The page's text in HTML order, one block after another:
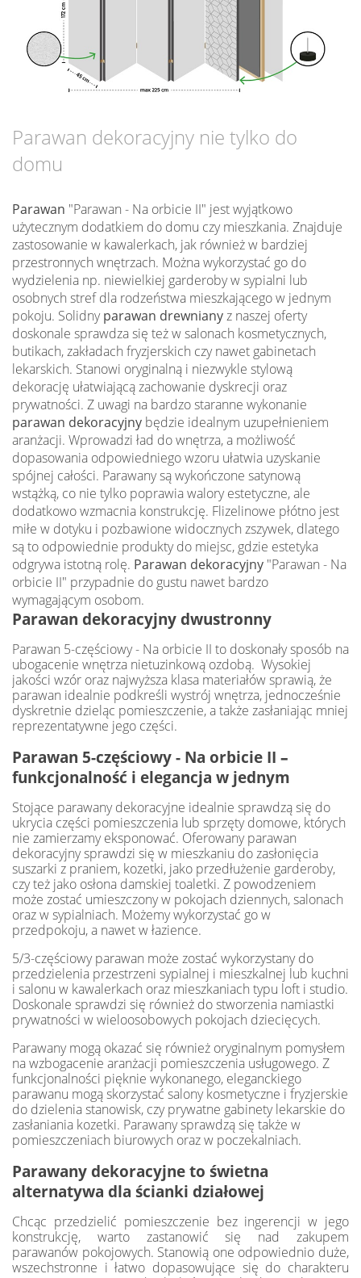
Parawan dekoracyjny nie tylko do
domu
Parawan "Parawan - Na orbicie II" jest wyjątkowo
użytecznym dodatkiem do domu czy mieszkania. Znajduje
zastosowanie w kawalerkach, jak również w bardziej
przestronnych wnętrzach. Można wykorzystać go do
wydzielenia np. niewielkiej garderoby w sypialni lub
osobnych stref dla rodzeństwa mieszkającego w jednym
pokoju. Solidnyparawan drewnianyz naszej oferty
doskonale sprawdza się też w salonach kosmetycznych,
butikach, zakładach fryzjerskich czy nawet gabinetach
lekarskich. Stanowi oryginalną i niezwykle stylową
dekorację ułatwiającą zachowanie dyskrecji oraz
prywatności. Z uwagi na bardzo staranne wykonanie
parawan dekoracyjny będzie idealnym uzupełnieniem
aranżacji. Wprowadzi ład do wnętrza, a możliwość
dopasowania odpowiedniego wzoru ułatwia uzyskanie
spójnej całości. Parawany są wykończone satynową
wstążką, co nie tylko poprawia walory estetyczne, ale
dodatkowo wzmacnia konstrukcję. Flizelinowe płótno jest
miłe w dotyku i pozbawione widocznych zszywek, dlatego
są to odpowiednie produkty do miejsc, gdzie estetyka
odgrywa istotną rolę. Parawan dekoracyjny "Parawan - Na
orbicie II" przypadnie do gustu nawet bardzo
wymagającym osobom.
Parawan dekoracyjny dwustronny
Parawan 5-częściowy - Na orbicie II to doskonały sposób na
ubogacenie wnętrza nietuzinkową ozdobą. Wysokiej
jakości wzór oraz najwyższa klasa materiałów sprawią, że
parawan idealnie podkreśli wystrój wnętrza, jednocześnie
dyskretnie dzieląc pomieszczenie, a także zasłaniając mniej
reprezentatywne jego części.
Parawan 5-częściowy - Na orbicie II –
funkcjonalność i elegancja w jednym
Stojące parawany dekoracyjne idealnie sprawdzą się do
ukrycia części pomieszczenia lub sprzęty domowe, których
nie zamierzamy eksponować. Oferowany parawan
dekoracyjny sprawdzi się w mieszkaniu do zasłonięcia
suszarki z praniem, kozetki, jako przedłużenie garderoby,
czy też jako osłona damskiej toaletki. Z powodzeniem
może zostać umieszczony w pokojach dziennych, salonach
oraz w sypialniach. Możemy wykorzystać go w
przedpokoju, a nawet w łazience.
5/3-częściowy parawan może zostać wykorzystany do
przedzielenia przestrzeni sypialnej i mieszkalnej lub kuchni
i salonu w kawalerkach oraz mieszkaniach typu loft i studio.
Doskonale sprawdzi się również do stworzenia namiastki
prywatności w wieloosobowych pokojach dziecięcych.
Parawany mogą okazać się również oryginalnym pomysłem
na wzbogacenie aranżacji pomieszczenia usługowego. Z
funkcjonalności pięknie wykonanego, eleganckiego
parawanu mogą skorzystać salony kosmetyczne i fryzjerskie
do dzielenia stanowisk, czy prywatne gabinety lekarskie do
zasłaniania kozetki. Parawany sprawdzą się także w
pomieszczeniach biurowych oraz w poczekalniach.
Parawany dekoracyjne to świetna
alternatywa dla ścianki działowej
Chcąc przedzielić pomieszczenie bez ingerencji w jego
konstrukcję, warto zastanowić się nad zakupem
parawanów pokojowych. Stanowią one odpowiednio duże,
wszechstronne i łatwo dopasowujące się do charakteru